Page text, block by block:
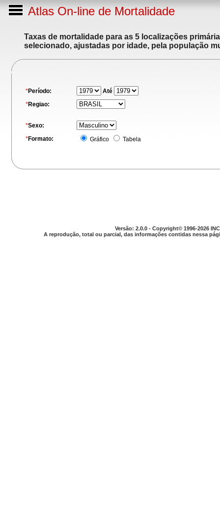
Atlas On-line de Mortalidade
Taxas de mortalidade para as 5 localizações
selecionado, ajustadas por idade, pela população
*Período:
Até
*Regiao:
*Sexo:
*Formato: Gráfico Tabela
Versão: 2.0.0 - Copyright© 1996-2026
A reprodução, total ou parcial, das informações contidas nessa